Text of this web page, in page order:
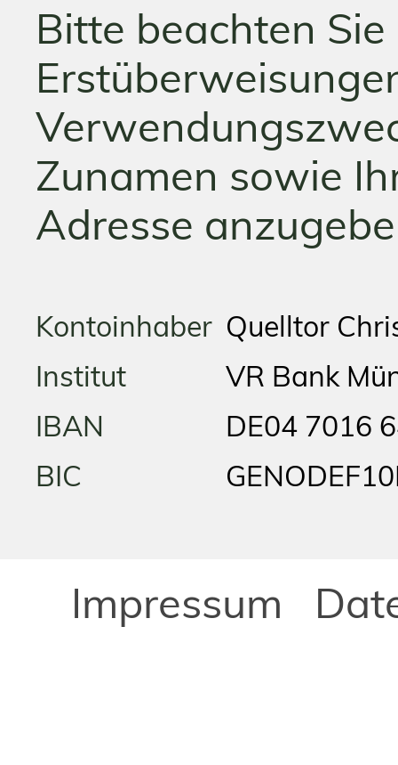
Bitte beachten
Zunamen sowie
Adresse
Kontoinhaber Quelltor
Institut
VR Bank
IBAN
DE04 7016
BIC
Impressum